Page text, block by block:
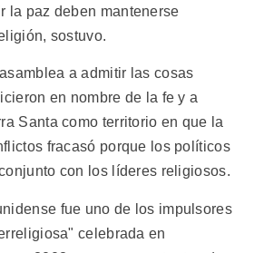
la paz deben mantenerse
sostuvo.
a admitir las cosas
en nombre de la fe y a
Santa como territorio en que la
fracasó porque los políticos
con los líderes religiosos.
fue uno de los impulsores
celebrada en